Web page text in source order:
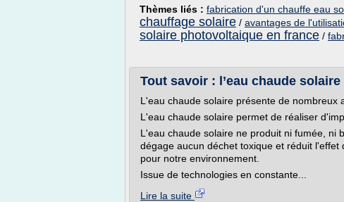
Thèmes liés : fabrication d'un chauffe eau
chauffage solaire / avantages de
solaire photovoltaique en france /
Tout savoir : l’eau chaude
L'eau chaude solaire présente de nombreux
L'eau chaude solaire permet de réaliser
L'eau chaude solaire ne produit ni fumée, ni
dégage aucun déchet toxique et réduit
pour notre environnement.
Issue de technologies en constante...
Lire la suite